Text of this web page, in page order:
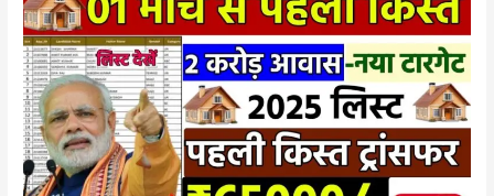
Awas
Gramin
List
2025:
प्रधानमंत्री
ग्रामीण
आवास
योजना